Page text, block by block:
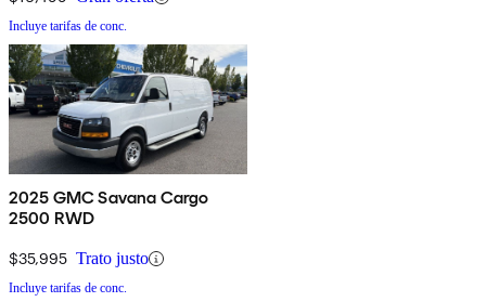
Incluye tarifas de conc.
2025 GMC Savana Cargo
2500 RWD
$35,995 Trato justo
Incluye tarifas de conc.